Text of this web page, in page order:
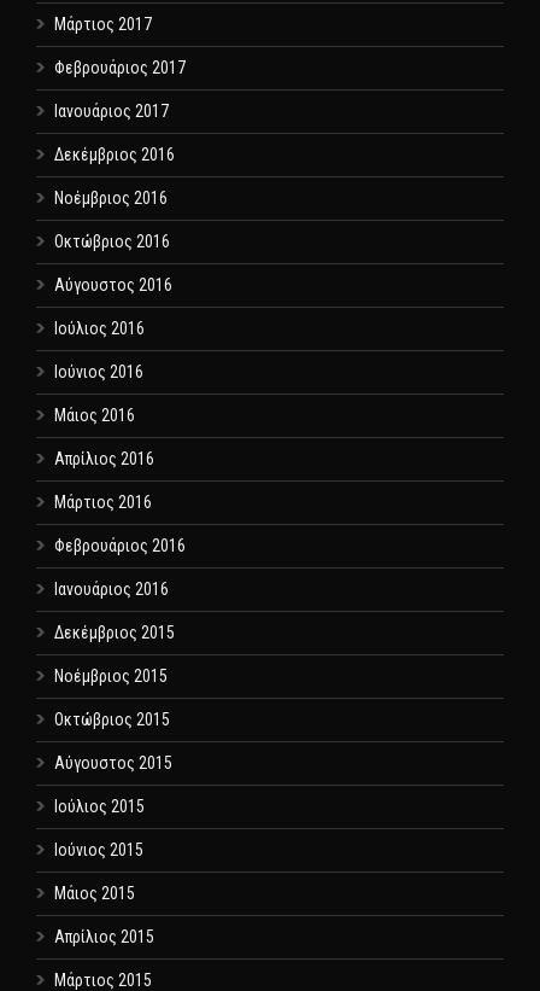
Μάρτιος 2017
Φεβρουάριος 2017
Ιανουάριος 2017
Δεκέμβριος 2016
Νοέμβριος 2016
Οκτώβριος 2016
Αύγουστος 2016
Ιούλιος 2016
Ιούνιος 2016
Μάιος 2016
Απρίλιος 2016
Μάρτιος 2016
Φεβρουάριος 2016
Ιανουάριος 2016
Δεκέμβριος 2015
Νοέμβριος 2015
Οκτώβριος 2015
Αύγουστος 2015
Ιούλιος 2015
Ιούνιος 2015
Μάιος 2015
Απρίλιος 2015
Μάρτιος 2015